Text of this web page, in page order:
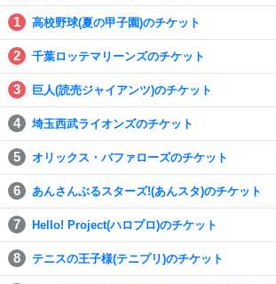
高校野球(夏の甲子園)のチケット
千葉ロッテマリーンズのチケット
巨人(読売ジャイアンツ)のチケット
埼玉西武ライオンズのチケット
オリックス・バファローズのチケット
あんさんぶるスターズ!(あんスタ)のチケット
Hello! Project(ハロプロ)のチケット
テニスの王子様(テニプリ)のチケット